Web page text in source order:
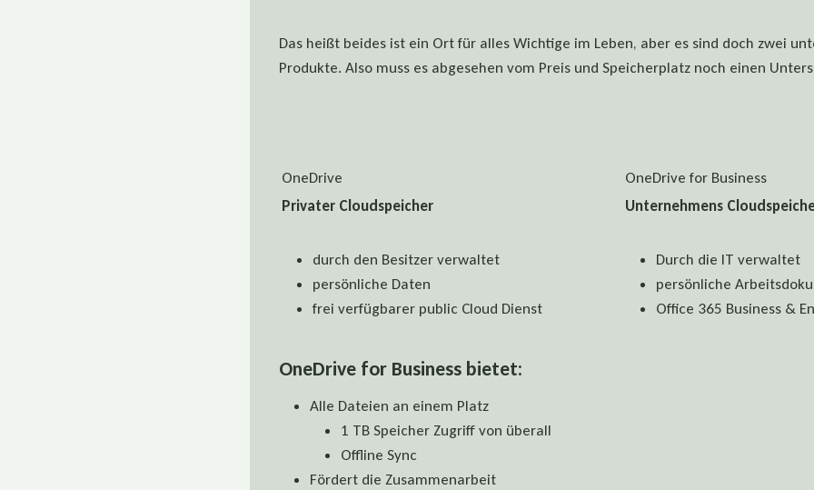
Das heißt beides ist ein Ort für alles Wichtige im Leben, aber es sind doch zwei
Produkte. Also muss es abgesehen vom Preis und Speicherplatz noch einen
OneDrive
OneDrive for Business
Privater Cloudspeicher
durch den Besitzer verwaltet
persönliche Daten
frei verfügbarer public Cloud Dienst
Unternehmens
Durch die IT verwaltet
persönliche
Office 365 Business &
OneDrive for Business bietet:
Alle Dateien an einem Platz
1 TB Speicher Zugriff von überall
Offline Sync
Fördert die Zusammenarbeit